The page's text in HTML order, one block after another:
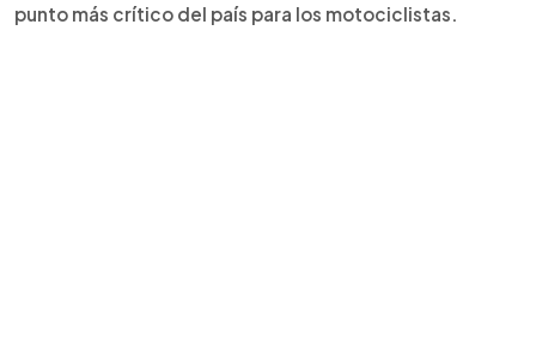
punto más crítico del país para los motociclistas.